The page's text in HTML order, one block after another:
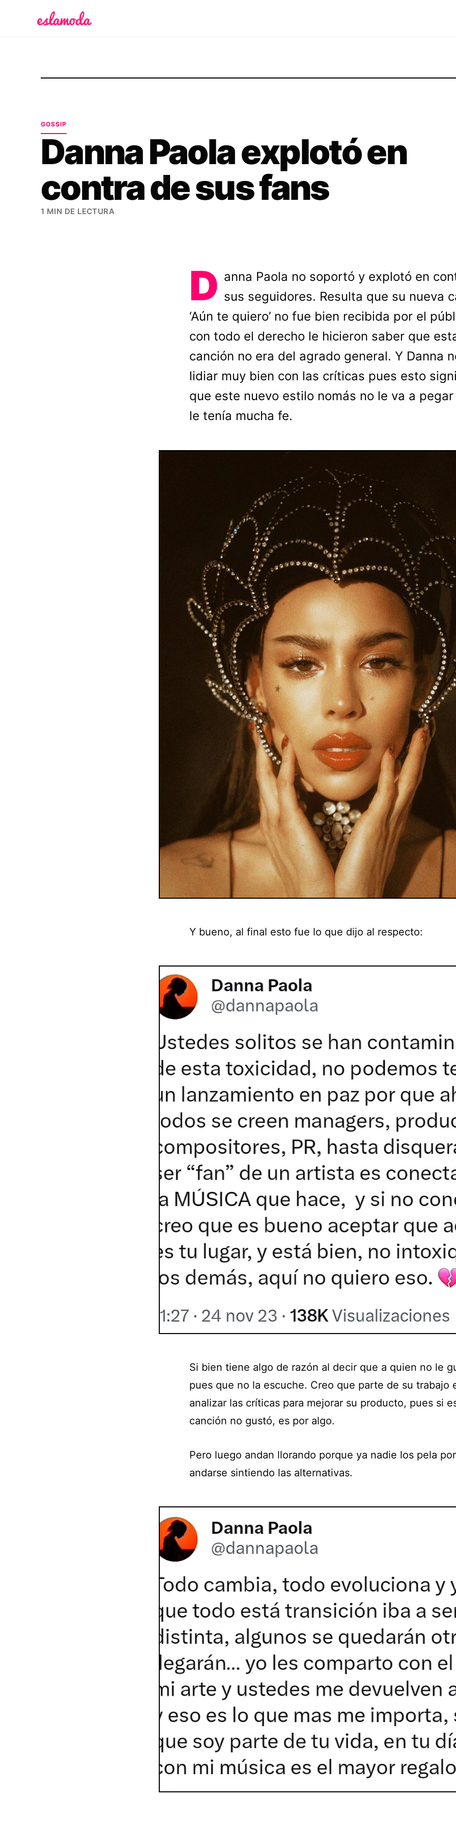
GOSSIP
Danna Paola explotó en
contra de sus fans
1 MIN DE LECTURA
D anna Paola no soportó y explotó en
sus seguidores. Resulta que su nueva
‘Aún te quiero’ no fue bien recibida por el
con todo el derecho le hicieron saber que
canción no era del agrado general. Y Danna
lidiar muy bien con las críticas pues esto
que este nuevo estilo nomás no le va a
le tenía mucha fe.
Y bueno, al final esto fue lo que dijo al respecto:
Si bien tiene algo de razón al decir que a quien no le
pues que no la escuche. Creo que parte de su trabajo
analizar las críticas para mejorar su producto, pues si
canción no gustó, es por algo.
Pero luego andan llorando porque ya nadie los pela por
andarse sintiendo las alternativas.